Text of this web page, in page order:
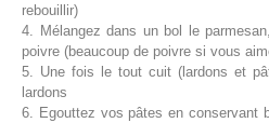
rebouillir)
4. Mélangez dans un bol le
poivre (beaucoup de poivre si vous
5. Une fois le tout cuit (lardons et
lardons
6. Egouttez vos pâtes en conservant